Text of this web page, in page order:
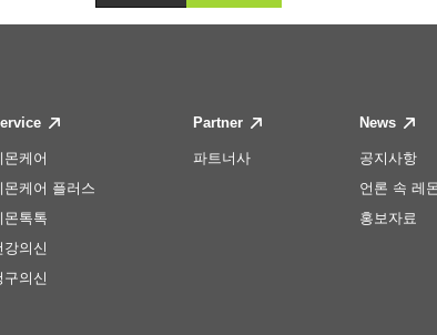
몬케어
몬케어 플러스
몬톡톡
강의신
구의신
Partner
파트너사
News
공지사항
언론 속 레
홍보자료